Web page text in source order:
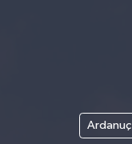
Ardanuç